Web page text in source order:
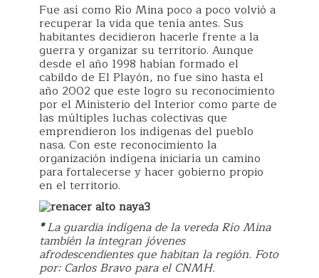
Fue así como Río Mina poco a poco volvió a
recuperar la vida que tenía antes. Sus
habitantes decidieron hacerle frente a la
guerra y organizar su territorio. Aunque
desde el año 1998 habían formado el
cabildo de El Playón, no fue sino hasta el
año 2002 que este logro su reconocimiento
por el Ministerio del Interior como parte de
las múltiples luchas colectivas que
emprendieron los indígenas del pueblo
nasa. Con este reconocimiento la
organización indígena iniciaría un camino
para fortalecerse y hacer gobierno propio
en el territorio.
*La guardia indígena de la vereda Río Mina
también la integran jóvenes
afrodescendientes que habitan la región. Foto
por: Carlos Bravo para el CNMH.